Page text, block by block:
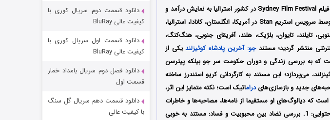
اولین بار در تاریخ 7 ژوئن سال 2025 در جشنواره بین‌المللی فیلم Sydney Film Festival در کشور استرالیا به نمایش درآمد و
پس از حضور در چندین جشنواره بین‌المللی دیگر سرانجام توسط سرویس استریم Stan در آمریکا، انگلستان، کانادا، استرالیا،
تایلند، تایوان، بلژیک، هلند، آفریقای جنوبی، هنگ‌کنگ،
منتشر گردید؛ مستندجو: آخرین پادشاه کوئیزلندیکی از
که به بررسی زندگی و دوران حکومت سر جو بیلکه پیترسن
این مستند به کارگردانی کریو استندرز ساخته
جدید و بازسازی‌هایدراماتیک است؛ نکته متمایز این اثر،
که دیالوگ‌های او مستقیما از نامه‌ها، مصاحبه‌ها و خاطرات
واقعی این سیاستمدار استخراج شده است؛ نقد و بررسی محتوایی: 1. بررسی تضاد بین محبوبیت و فساد: مستند به خوبی
شکست استوارت در نجات جهان
قسمت ۷ (زیرنویس) منتشر شد
دانلود قسمت دوم سریال کوری با
کیفیت عالی BluRay
دانلود قسمت اول سریال کوری با
کیفیت عالی BluRay
دانلود فصل دوم سریال بامداد خمار
قسمت اول
دانلود قسمت دهم سریال گل سنگ
با کیفیت عالی